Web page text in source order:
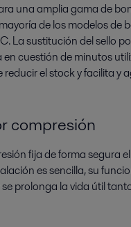
una amplia gama de
de los modelos de
La sustitución del sello
en cuestión de minutos
el stock y facilita y
compresión
fija de forma segura
es sencilla, su
prolonga la vida útil